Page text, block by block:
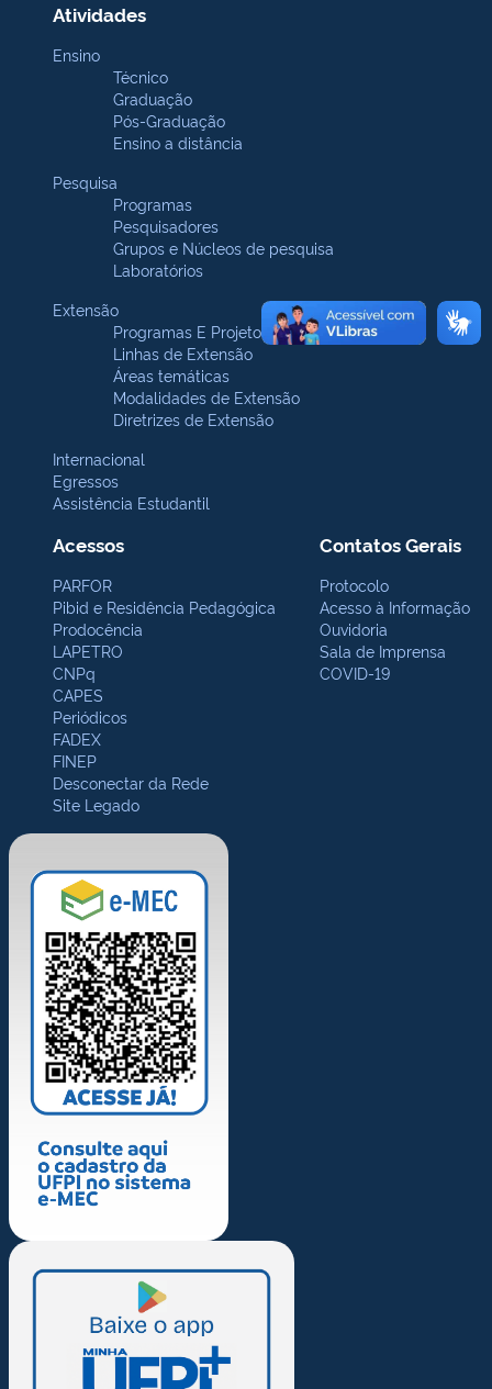
Atividades
Ensino
Técnico
Graduação
Pós-Graduação
Ensino a distância
Pesquisa
Programas
Pesquisadores
Grupos e Núcleos de pesquisa
Laboratórios
Extensão
Programas E Projetos
Linhas de Extensão
Áreas temáticas
Modalidades de Extensão
Diretrizes de Extensão
Internacional
Egressos
Assistência Estudantil
Acessos
PARFOR
Pibid e Residência Pedagógica
Prodocência
LAPETRO
CNPq
CAPES
Periódicos
FADEX
FINEP
Desconectar da Rede
Site Legado
Contatos Gerais
Protocolo
Acesso à Informação
Ouvidoria
Sala de Imprensa
COVID-19